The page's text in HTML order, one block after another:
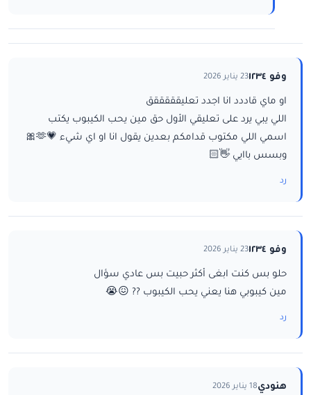
وفو ١٢٣٤ 23 يناير 2026
او ماي قاددد انا اجدد تعليقققققق
اللي يبي يرد على تعليقي الأول حق مين يحب الكيبوب يكتب
اسمي اللي مكتوب قدامكم بعدين يقول انا او اي شيء 💗🫶🎀
وبسس باايي 👋🏻
رد
وفو ١٢٣٤ 23 يناير 2026
حلو بس كنت ابغى أكثر حبيت بس عادي سؤال
مين كيبوبي هنا يعني يحب الكيبوب ?? 😖😭
رد
هنودي18 يناير 2026